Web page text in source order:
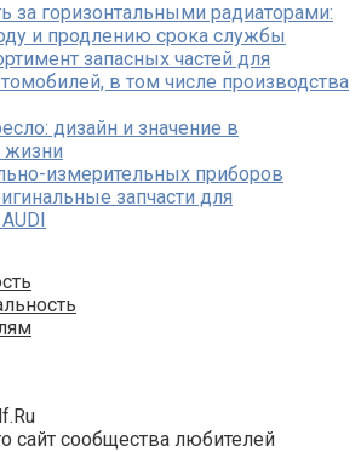
за горизонтальными радиаторами:
и продлению срока службы
запасных частей для
в том числе производства
дизайн и значение в
жизни
измерительных приборов
запчасти для
сайт сообщества любителей